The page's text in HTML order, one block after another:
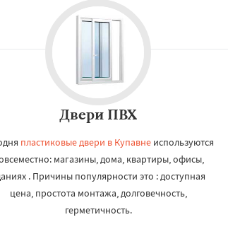
Двери ПВХ
пластиковые двери в Купавнеиспользуются
магазины, дома, квартиры, офисы,
. Причины популярности это : доступная
цена, простота монтажа, долговечность,
герметичность.